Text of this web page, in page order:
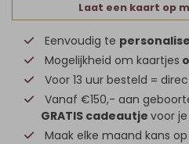
Laat een kaart op
Eenvoudig te
Mogelijkheid om kaartjes
Voor 13 uur besteld =
Vanaf €150,- aan
GRATIS cadeautje voor
Maak elke maand kans